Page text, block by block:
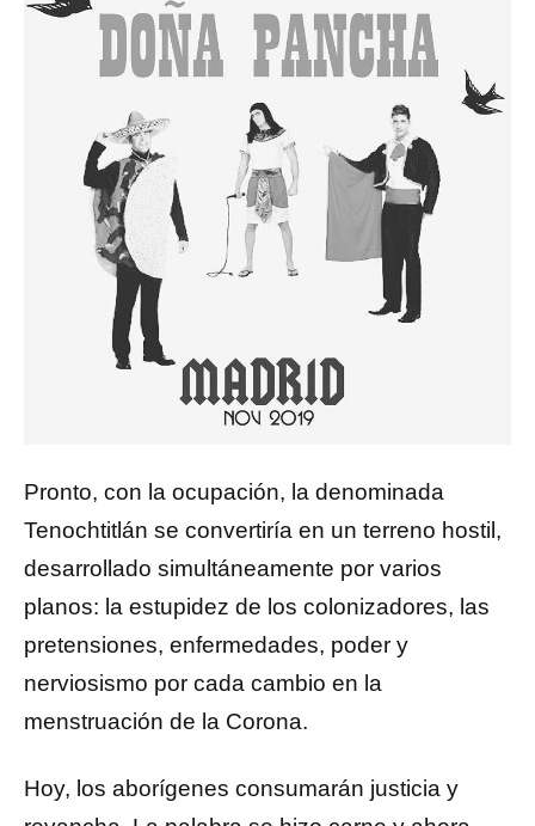
Pronto, con la ocupación, la denominada
Tenochtitlán se convertiría en un terreno hostil,
desarrollado simultáneamente por varios
planos: la estupidez de los colonizadores, las
pretensiones, enfermedades, poder y
nerviosismo por cada cambio en la
menstruación de la Corona.
Hoy, los aborígenes consumarán justicia y